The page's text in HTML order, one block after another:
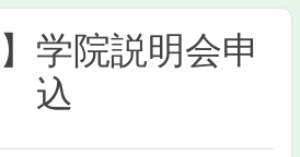
学院説明会申
込